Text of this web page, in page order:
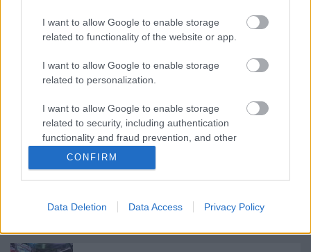
I want to allow Google to enable storage
related to functionality of the website or app.
I want to allow Google to enable storage
related to personalization.
I want to allow Google to enable storage
related to security, including authentication
functionality and fraud prevention, and other
user protection.
CONFIRM
Data Deletion Data Access Privacy Policy
Mennyibe kerülnek a legjobb
éttermeink?
Három három Michelin-csillagos videóval!